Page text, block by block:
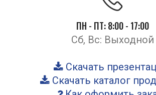
ПН - ПТ: 8:00 - 17:00
Сб, Вс: Выходной
Скачать
Скачать каталог